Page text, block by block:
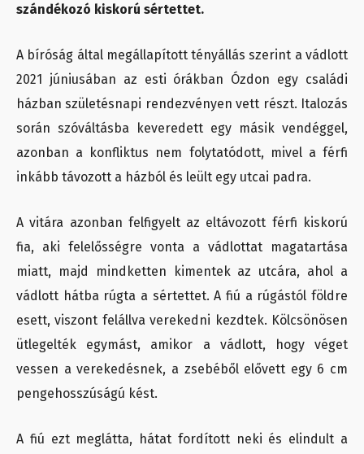
szándékozó kiskorú sértettet.
A bíróság által megállapított tényállás szerint a vádlott
2021 júniusában az esti órákban Ózdon egy családi
házban születésnapi rendezvényen vett részt. Italozás
során szóváltásba keveredett egy másik vendéggel,
azonban a konfliktus nem folytatódott, mivel a férfi
inkább távozott a házból és leült egy utcai padra.
A vitára azonban felfigyelt az eltávozott férfi kiskorú
fia, aki felelősségre vonta a vádlottat magatartása
miatt, majd mindketten kimentek az utcára, ahol a
vádlott hátba rúgta a sértettet. A fiú a rúgástól földre
esett, viszont felállva verekedni kezdtek. Kölcsönösen
ütlegelték egymást, amikor a vádlott, hogy véget
vessen a verekedésnek, a zsebéből elővett egy 6 cm
pengehosszúságú kést.
A fiú ezt meglátta, hátat fordított neki és elindult a